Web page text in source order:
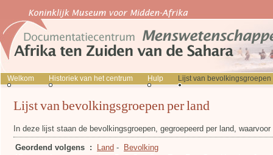
Welkom Historiek van het centrum Hulp Lijst van bevolkingsgroepen
Lijst van bevolkingsgroepen per land
In deze lijst staan de bevolkingsgroepen, gegroepeerd per land,
Geordend volgens : Land -
Bevolking